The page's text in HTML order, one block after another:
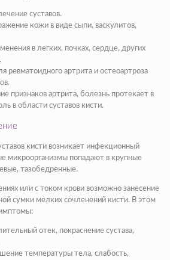
суставов.
кожи в виде сыпи, васкулитов,
в легких, почках, сердце, других
ревматоидного артрита и остеоартроза
признаков артрита, болезнь протекает в
в области суставов кисти.
кисти возникает инфекционный
микроорганизмы попадают в крупные
тазобедренные.
или с током крови возможно занесение
сумки мелких сочленений кисти. В этом
отек, покраснение сустава,
температуры тела, слабость,